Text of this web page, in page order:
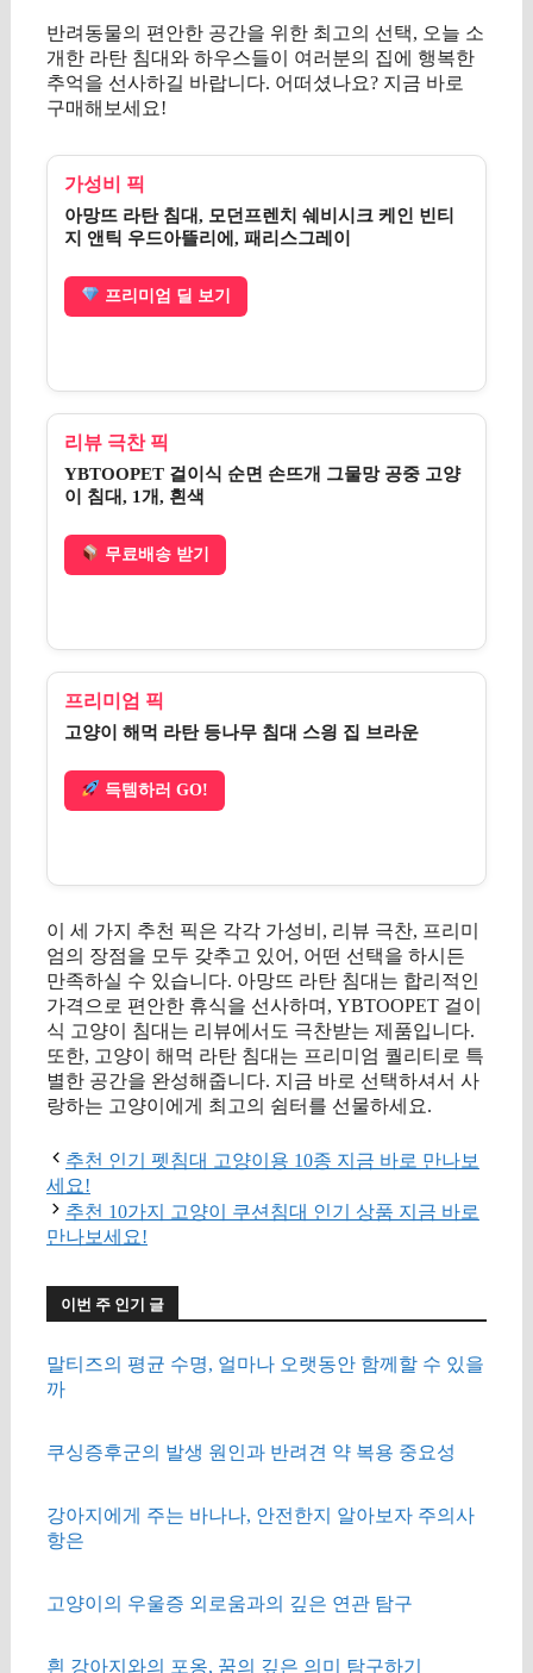
반려동물의 편안한 공간을 위한 최고의 선택, 오늘 소
개한 라탄 침대와 하우스들이 여러분의 집에 행복한
추억을 선사하길 바랍니다. 어떠셨나요? 지금 바로
구매해보세요!
가성비 픽
아망뜨 라탄 침대, 모던프렌치 쉐비시크 케인 빈티
지 앤틱 우드아뜰리에, 패리스그레이
프리미엄 딜 보기
리뷰 극찬 픽
YBTOOPET 걸이식 순면 손뜨개 그물망 공중 고양
이 침대, 1개, 흰색
무료배송 받기
프리미엄 픽
고양이 해먹 라탄 등나무 침대 스읭 집 브라운
득템하러 GO!
이 세 가지 추천 픽은 각각 가성비, 리뷰 극찬, 프리미
엄의 장점을 모두 갖추고 있어, 어떤 선택을 하시든
만족하실 수 있습니다. 아망뜨 라탄 침대는 합리적인
가격으로 편안한 휴식을 선사하며, YBTOOPET 걸이
식 고양이 침대는 리뷰에서도 극찬받는 제품입니다.
또한, 고양이 해먹 라탄 침대는 프리미엄 퀄리티로 특
별한 공간을 완성해줍니다. 지금 바로 선택하셔서 사
랑하는 고양이에게 최고의 쉼터를 선물하세요.
추천 인기 펫침대 고양이용 10종 지금 바로 만나보
세요!
추천 10가지 고양이 쿠션침대 인기 상품 지금 바로
만나보세요!
이번 주 인기 글
말티즈의 평균 수명, 얼마나 오랫동안 함께할 수 있을
까
쿠싱증후군의 발생 원인과 반려견 약 복용 중요성
강아지에게 주는 바나나, 안전한지 알아보자 주의사
항은
고양이의 우울증 외로움과의 깊은 연관 탐구
흰 강아지와의 포옹, 꿈의 깊은 의미 탐구하기